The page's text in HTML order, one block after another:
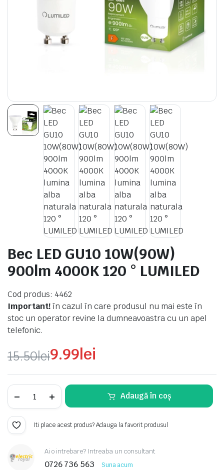
Bec LED GU10 10W(90W)
900lm 4000K 120 ° LUMILED
Cod produs: 4462
Important!în cazul în care produsul nu mai este în
stoc un operator revine la dumneavoastra cu un apel
telefonic.
15.50lei
Prețul
inițial
a
fost:
15.50lei.
9.99lei
Prețul
curent
este:
9.99lei.
LED
900lm
4000K
LUMILED
quantity
Adaugă în coș
Iti place acest produs? Adauga la favorit produsul
Ai o intrebare? Intreaba un consultant
0726 736 563 Suna acum